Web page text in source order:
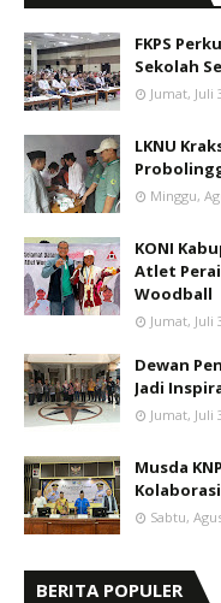
FKPS
Sekolah
Jumat, Juli
LKNU
Minggu,
KONI
Atlet
Woodball
Jumat, Juli
Dewan
Jadi
Jumat, Juli
Musda
Sabtu,
BERITA POPULER